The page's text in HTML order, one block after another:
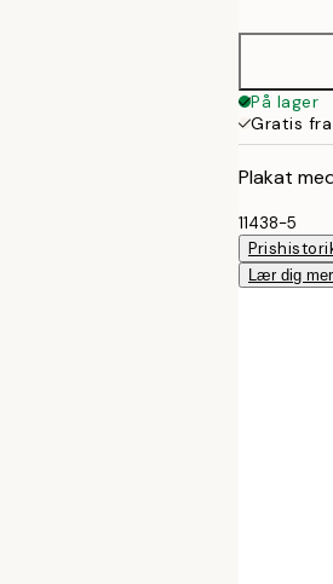
På lager
Gratis
Plakat
11438-5
Lær dig